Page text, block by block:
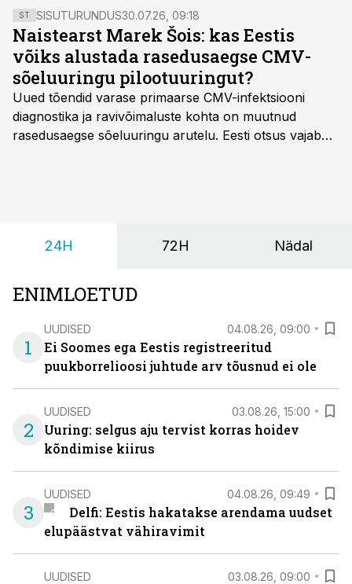
ST SISUTURUNDUS30.07.26, 09:18
Naistearst Marek Šois: kas Eestis
võiks alustada rasedusaegse CMV-
sõeluuringu pilootuuringut?
Uued tõendid varase primaarse CMV-infektsiooni
diagnostika ja ravivõimaluste kohta on muutnud
rasedusaegse sõeluuringu arutelu. Eesti otsus vajab
24H 72H Nädal
ENIMLOETUD
1
UUDISED 04.08.26, 09:00
Ei Soomes ega Eestis registreeritud
puukborrelioosi juhtude arv tõusnud ei ole
2
UUDISED 03.08.26, 15:00
Uuring: selgus aju tervist korras hoidev
kõndimise kiirus
3
UUDISED 04.08.26, 09:49
Delfi: Eestis hakatakse arendama uudset
elupäästvat vähiravimit
UUDISED 03.08.26, 09:00